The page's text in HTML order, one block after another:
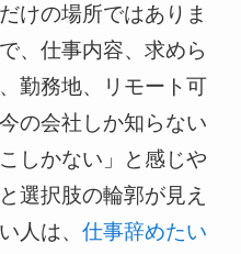
けの場所ではありま
、仕事内容、求めら
勤務地、リモート可
の会社しか知らない
しかない」と感じや
選択肢の輪郭が見え
人は、 仕事辞めたい